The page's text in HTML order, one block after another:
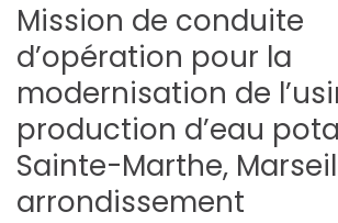
Mission de conduite
d’opération pour la
modernisation de
production d’eau
Sainte-Marthe,
arrondissement